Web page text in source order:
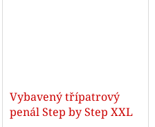
Vybavený třípatrový
penál Step by Step XXL